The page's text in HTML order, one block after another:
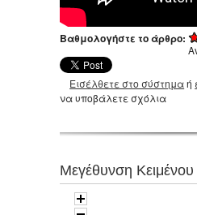
Βαθμολογήστε το άρθρο:
Εισέλθετε στο σύστημαή
να υποβάλετε σχόλια
Μεγέθυνση Κειμένου